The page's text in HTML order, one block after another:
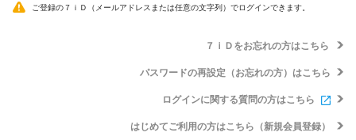
ご登録の７ｉＤ（メールアドレスまたは任意の文字列）でログインできます。
７ｉＤをお忘れの方はこちら
パスワードの再設定（お忘れの方）はこちら
ログインに関する質問の方はこちら
はじめてご利用の方はこちら（新規会員登録）